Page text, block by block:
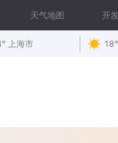
天气地图 开发
上海市